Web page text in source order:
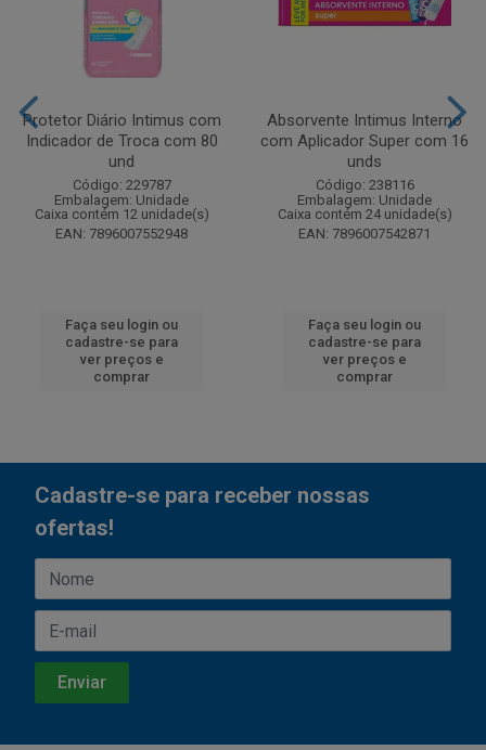
Protetor Diário Intimus com
Indicador de Troca com 80
und
Código: 229787
Embalagem: Unidade
Caixa contém 12 unidade(s)
EAN: 7896007552948
Faça seu login ou
cadastre-se para
ver preços e
comprar
Absorvente Intimus Interno
com Aplicador Super com 16
unds
Código: 238116
Embalagem: Unidade
Caixa contém 24 unidade(s)
EAN: 7896007542871
Faça seu login ou
cadastre-se para
ver preços e
comprar
Cadastre-se para receber nossas
ofertas!